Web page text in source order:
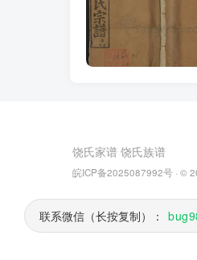
饶氏家谱 饶氏族谱
皖ICP备2025087992号 · ©
联系微信（长按复制）：